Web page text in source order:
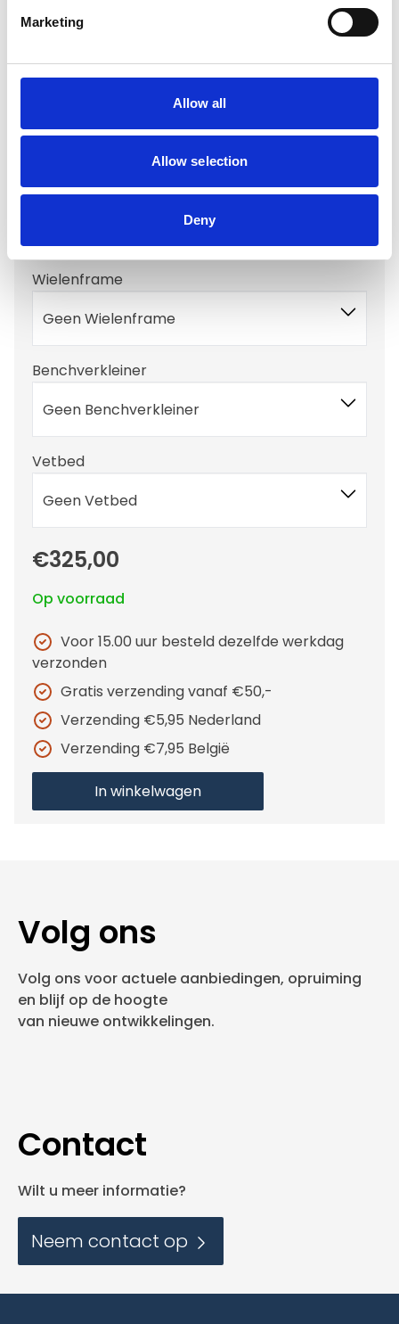
Marketing
Allow all
Allow selection
Deny
Drink/voer bak opties
Geen Voerbak
Benchkussen
Wielenframe
Geen Wielenframe
Benchverkleiner
Geen Benchverkleiner
Vetbed
Geen Vetbed
€325,00
Op voorraad
Voor 15.00 uur besteld dezelfde werkdag
verzonden
Gratis verzending vanaf €50,-
Verzending €5,95 Nederland
Verzending €7,95 België
In winkelwagen
Volg ons
Volg ons voor actuele aanbiedingen, opruiming
en blijf op de hoogte
van nieuwe ontwikkelingen.
Contact
Wilt u meer informatie?
Neem contact op